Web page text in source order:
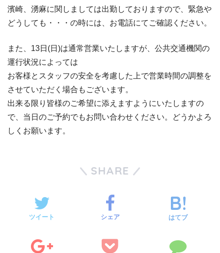
濱崎、湧麻に関しましては出勤しておりますので、緊急や
どうしても・・・の時には、お電話にてご確認ください。
また、13日(日)は通常営業いたしますが、公共交通機関の
運行状況によっては
お客様とスタッフの安全を考慮した上で営業時間の調整を
させていただく場合もございます。
出来る限り皆様のご希望に添えますようにいたしますの
で、当日のご予約でもお問い合わせください。どうかよろ
しくお願います。
SHARE
ツイート シェア はてブ